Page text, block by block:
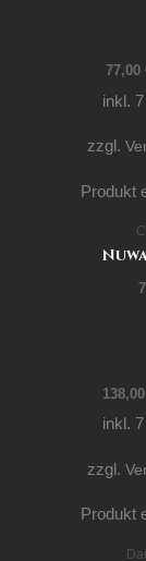
77,00
inkl.
zzgl.
Produkt
138,00
inkl.
zzgl.
Produkt